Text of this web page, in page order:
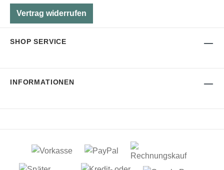
Vertrag widerrufen
SHOP SERVICE
INFORMATIONEN